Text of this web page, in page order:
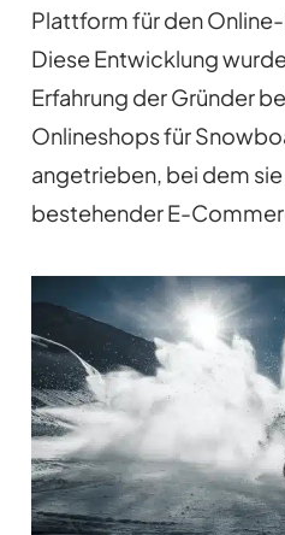
Plattform für den
Diese Entwicklung
Erfahrung der Gründer
Onlineshops für
angetrieben, bei dem
bestehender E-